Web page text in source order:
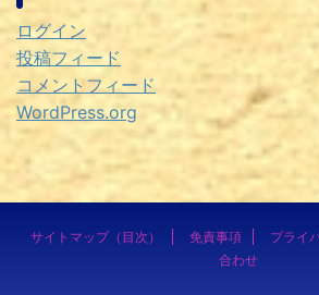
ログイン
投稿フィード
コメントフィード
WordPress.org
サイトマップ（目次） 免責事項 プライ
合わせ